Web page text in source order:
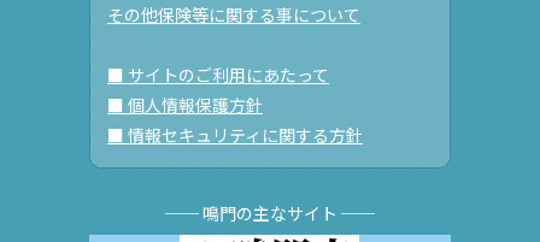
その他保険等に関する事について
■ サイトのご利用にあたって
■ 個人情報保護方針
■ 情報セキュリティに関する方針
── 鳴門の主なサイト ──